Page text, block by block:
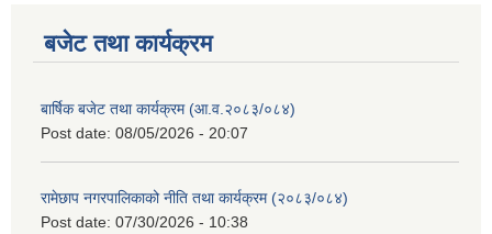
बजेट तथा कार्यक्रम
बार्षिक बजेट तथा कार्यक्रम (आ.व.२०८३/०८४)
Post date: 08/05/2026 - 20:07
रामेछाप नगरपालिकाको नीति तथा कार्यक्रम (२०८३/०८४)
Post date: 07/30/2026 - 10:38